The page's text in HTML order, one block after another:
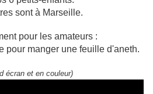
sont à Marseille.
pour les amateurs :
pour manger une feuille d'aneth.
écran et en couleur)